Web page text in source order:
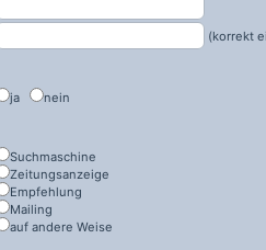
(korrekt
ja nein
Suchmaschine
Zeitungsanzeige
Empfehlung
Mailing
auf andere Weise